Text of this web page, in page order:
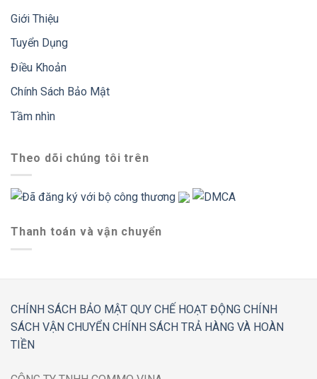
Giới Thiệu
Tuyển Dụng
Điều Khoản
Chính Sách Bảo Mật
Tầm nhìn
Theo dõi chúng tôi trên
Thanh toán và vận chuyển
CHÍNH SÁCH BẢO MẬT QUY CHẾ HOẠT ĐỘNG CHÍNH
SÁCH VẬN CHUYỂN CHÍNH SÁCH TRẢ HÀNG VÀ HOÀN
TIỀN